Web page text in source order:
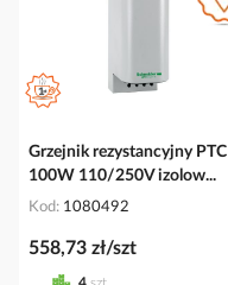
Grzejnik rezystancyjny PTC
100W 110/250V izolow...
Kod 1080492
558,73 zł/szt